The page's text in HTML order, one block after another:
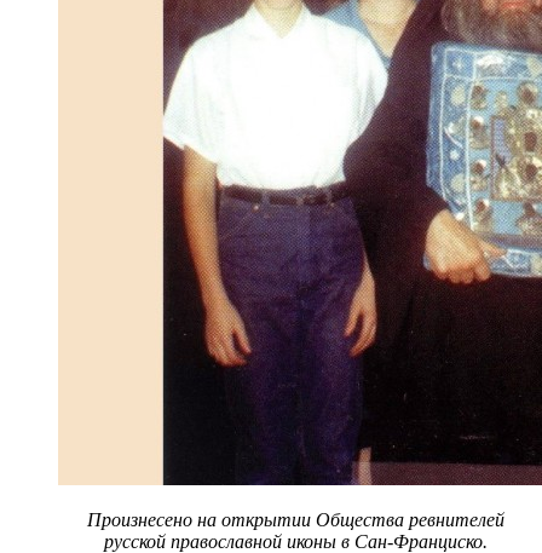
Произнесено на открытии Общества ревнителей
русской православной иконы в Сан-Франциско.